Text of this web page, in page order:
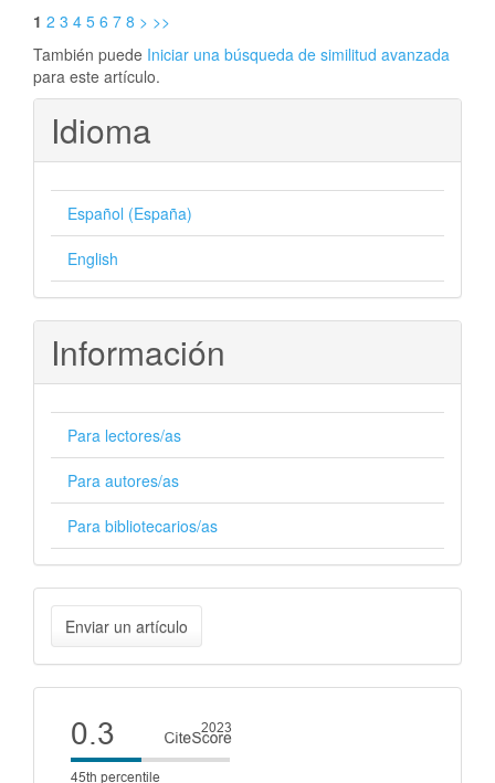
1 2 3 4 5 6 7 8 > >>
También puede Iniciar una búsqueda de similitud avanzada
para este artículo.
Idioma
Español (España)
English
Información
Para lectores/as
Para autores/as
Para bibliotecarios/as
Enviar
un
artículo
Enviar un artículo
Cite
score